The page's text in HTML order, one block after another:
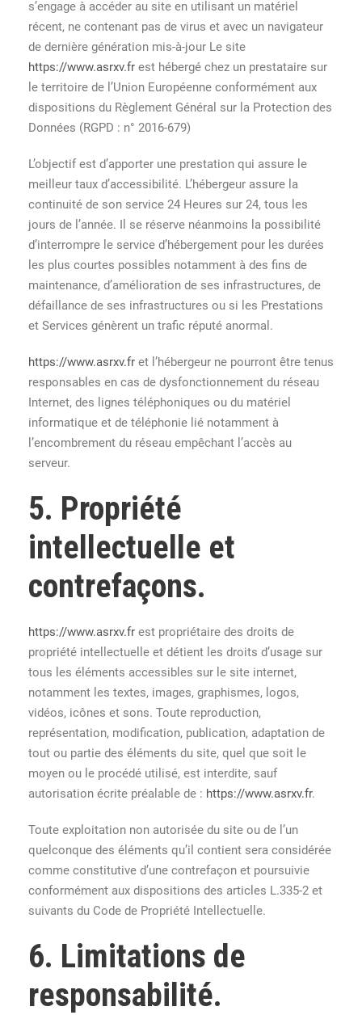
s’engage à accéder au site en utilisant un matériel
récent, ne contenant pas de virus et avec un navigateur
de dernière génération mis-à-jour Le site
https://www.asrxv.fr est hébergé chez un prestataire sur
le territoire de l’Union Européenne conformément aux
dispositions du Règlement Général sur la Protection des
Données (RGPD : n° 2016-679)
L’objectif est d’apporter une prestation qui assure le
meilleur taux d’accessibilité. L’hébergeur assure la
continuité de son service 24 Heures sur 24, tous les
jours de l’année. Il se réserve néanmoins la possibilité
d’interrompre le service d’hébergement pour les durées
les plus courtes possibles notamment à des fins de
maintenance, d’amélioration de ses infrastructures, de
défaillance de ses infrastructures ou si les Prestations
et Services génèrent un trafic réputé anormal.
https://www.asrxv.fr et l’hébergeur ne pourront être tenus
responsables en cas de dysfonctionnement du réseau
Internet, des lignes téléphoniques ou du matériel
informatique et de téléphonie lié notamment à
l’encombrement du réseau empêchant l’accès au
serveur.
5. Propriété
intellectuelle et
contrefaçons.
https://www.asrxv.fr est propriétaire des droits de
propriété intellectuelle et détient les droits d’usage sur
tous les éléments accessibles sur le site internet,
notamment les textes, images, graphismes, logos,
vidéos, icônes et sons. Toute reproduction,
représentation, modification, publication, adaptation de
tout ou partie des éléments du site, quel que soit le
moyen ou le procédé utilisé, est interdite, sauf
autorisation écrite préalable de : https://www.asrxv.fr.
Toute exploitation non autorisée du site ou de l’un
quelconque des éléments qu’il contient sera considérée
comme constitutive d’une contrefaçon et poursuivie
conformément aux dispositions des articles L.335-2 et
suivants du Code de Propriété Intellectuelle.
6. Limitations de
responsabilité.